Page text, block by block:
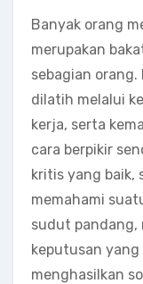
Banyak orang
merupakan
sebagian orang.
dilatih melalui
kerja, serta
cara berpikir
kritis yang baik,
memahami
sudut pandang,
keputusan
menghasilkan